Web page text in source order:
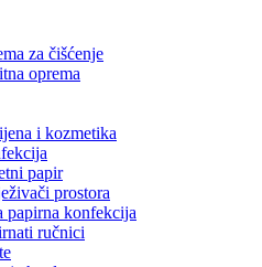
za čišćenje
oprema
i kozmetika
papir
prostora
papirna konfekcija
ručnici